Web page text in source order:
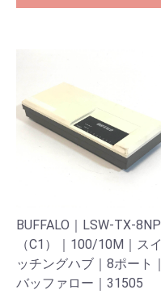
BUFFALO｜LSW-TX-8NP
（C1）｜100/10M｜スイ
ッチングハブ｜8ポート｜
バッファロー｜31505